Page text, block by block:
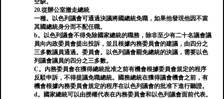
空缺。
20.從辦公室撤走總統
一種。以色列議會可通過決議將國總統免職，如果他發現他因不當
其國總統身分而不配任職。
b。以色列議會不得免除國家總統的職務，除非至少有二十名議會議
員向內政委員會提出投訴，並且根據內務委員會的建議，由四分之
三多數議員通過。委員會。以色列議會罷免總統的決議，需要以色
列議會議員的四分之三多數。
C。內務委員會在獲得總統批准之前有機會根據委員會規定的程序
反駁申訴，不得提議免職總統。國務總統在獲得議會機會之前，有
機會根據內務委員會規定的程序在以色列議會的批准下進行聽證。
d。國家總統可以由授權代表在內務委員會和以色列議會面前代表。